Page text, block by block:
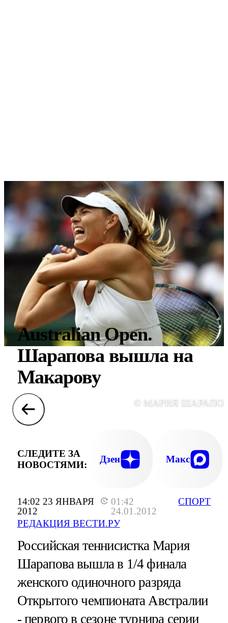
14:02 23 ЯНВАРЯ
2012
01:42
24.01.2012
РЕДАКЦИЯ ВЕСТИ.РУ
СПОРТ
Australian Open.
Шарапова вышла на
Макарову
© МАРИЯ
СЛЕДИТЕ ЗА
НОВОСТЯМИ:
Дзен Макс
Российская теннисистка Мария
Шарапова вышла в 1/4 финала
женского одиночного разряда
Открытого чемпионата Австралии
- первого в сезоне турнира серии